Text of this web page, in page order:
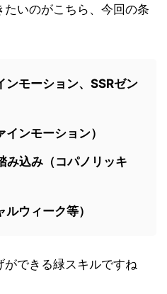
いのがこちら、今回の条
ンモーション、SSRゼン
インモーション）
み込み（コパノリッキ
ルウィーク等）
できる緑スキルですね